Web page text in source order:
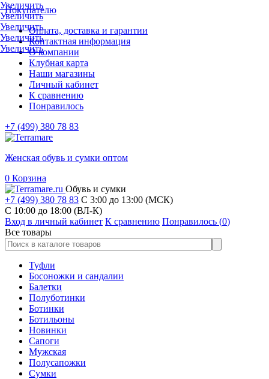
Покупателю
Оплата, доставка и гарантии
Контактная информация
О компании
Клубная карта
Наши магазины
Личный кабинет
К сравнению
Понравилось
+7 (499) 380 78 83
Женская обувь и сумки оптом
0 Корзина
Обувь и сумки
+7 (499) 380 78 83 С 3:00 до 13:00 (МСК)
C 10:00 до 18:00 (ВЛ-К)
Вход в личный кабинет К сравнению Понравилось (0)
Все товары
Туфли
Босоножки и сандалии
Балетки
Полуботинки
Ботинки
Ботильоны
Новинки
Сапоги
Мужская
Полусапожки
Сумки
Увеличить
Увеличить
Увеличить
Увеличить
Увеличить